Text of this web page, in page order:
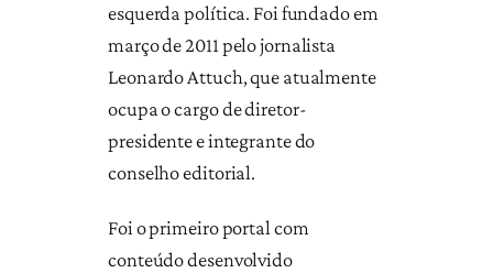
esquerda política. Foi fundado em
março de 2011 pelo jornalista
Leonardo Attuch, que atualmente
ocupa o cargo de diretor-
presidente e integrante do
conselho editorial.
Foi o primeiro portal com
conteúdo desenvolvido